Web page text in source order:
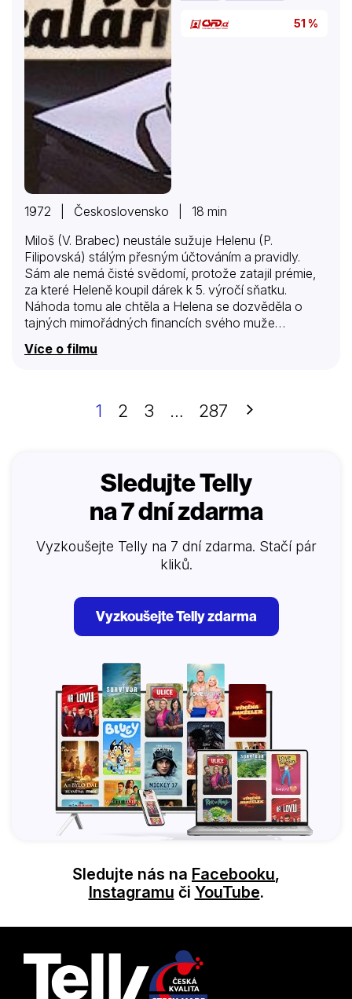
51 %
1972 | Československo | 18 min
Miloš (V. Brabec) neustále sužuje Helenu (P.
Filipovská) stálým přesným účtováním a pravidly.
Sám ale nemá čisté svědomí, protože zatajil prémie,
za které Heleně koupil dárek k 5. výročí sňatku.
Náhoda tomu ale chtěla a Helena se dozvěděla o
tajných mimořádných financích svého muže…
Více o filmu
1 2 3 … 287 Další
Sledujte Telly
na 7 dní zdarma
Vyzkoušejte Telly na 7 dní zdarma. Stačí pár
kliků.
Vyzkoušejte Telly zdarma
Sledujte nás na Facebooku,
Instagramu či YouTube.